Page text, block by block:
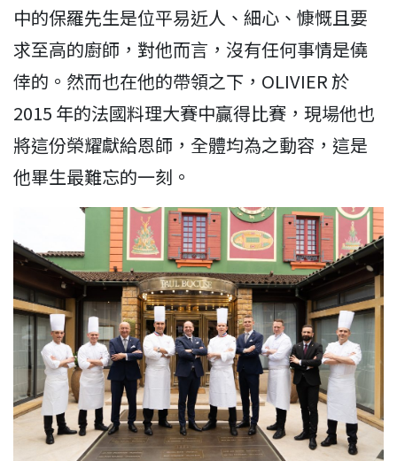
中的保羅先生是位平易近人、細心、慷慨且要
求至高的廚師，對他而言，沒有任何事情是僥
倖的。然而也在他的帶領之下，OLIVIER 於
2015 年的法國料理大賽中贏得比賽，現場他也
將這份榮耀獻給恩師，全體均為之動容，這是
他畢生最難忘的一刻。